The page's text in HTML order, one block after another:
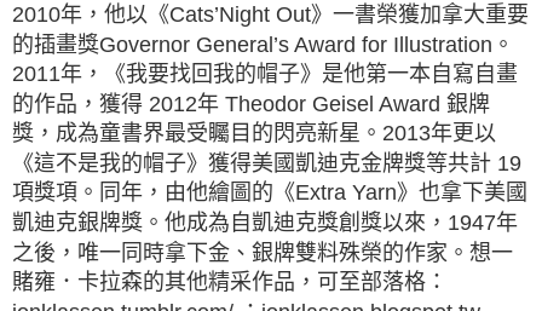
2010年，他以《Cats’Night Out》一書榮獲加拿大重要
的插畫獎Governor General’s Award for Illustration。
2011年，《我要找回我的帽子》是他第一本自寫自畫
的作品，獲得 2012年 Theodor Geisel Award 銀牌
獎，成為童書界最受矚目的閃亮新星。2013年更以
《這不是我的帽子》獲得美國凱迪克金牌獎等共計 19
項獎項。同年，由他繪圖的《Extra Yarn》也拿下美國
凱迪克銀牌獎。他成為自凱迪克獎創獎以來，1947年
之後，唯一同時拿下金、銀牌雙料殊榮的作家。想一
賭雍．卡拉森的其他精采作品，可至部落格：